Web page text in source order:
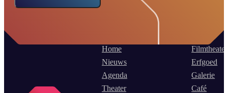
Home
Nieuws
Agenda
Theater
Filmtheater
Erfgoed
Galerie
Café